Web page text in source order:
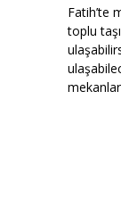
Fatih’te
toplu